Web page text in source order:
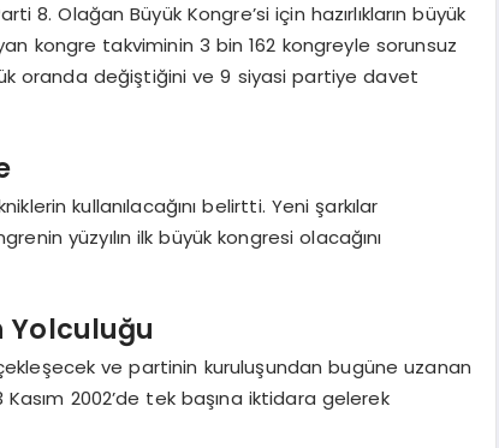
8. Olağan Büyük Kongre’si için hazırlıkların büyük
kongre takviminin 3 bin 162 kongreyle sorunsuz
oranda değiştiğini ve 9 siyasi partiye davet
kullanılacağını belirtti. Yeni şarkılar
yüzyılın ilk büyük kongresi olacağını
Yolculuğu
ve partinin kuruluşundan bugüne uzanan
2002’de tek başına iktidara gelerek